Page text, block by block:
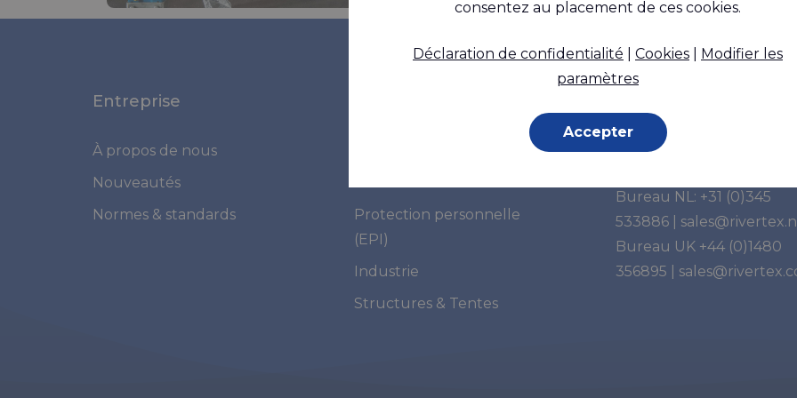
Entreprise
À propos de nous
Nouveautés
Normes & standards
Protection personnelle
(EPI)
Industrie
Structures & Tentes
Merci de nous contacter:
Bureau NL: +31 (0)345
533886
sales@rivertex.nl
Bureau UK +44 (0)1480
356895
consentez au placement de ces cookies.
Déclaration de confidentialité Cookies
Modifier les
paramètres
Accepter